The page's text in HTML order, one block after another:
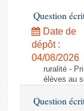
Question
Date de
dépôt :
04/08/2026
ruralité -
élèves au
Question